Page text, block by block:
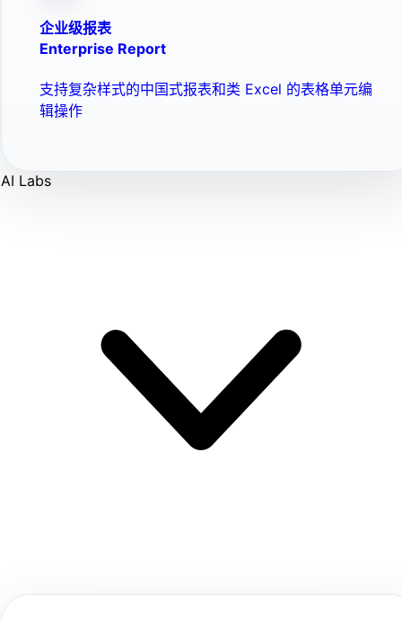
企业级报表
Enterprise Report
支持复杂样式的中国式报表和类 Excel 的表格单元编
辑操作
AI Labs